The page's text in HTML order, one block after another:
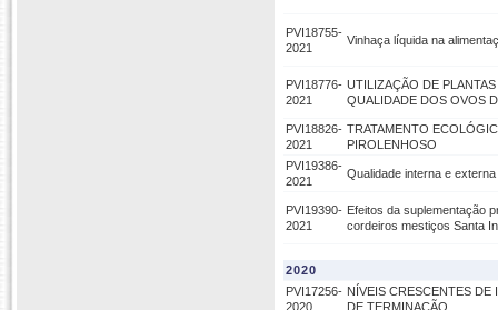
PVI18755-
2021
Vinhaça líquida na
PVI18776-
2021
UTILIZAÇÃO DE
QUALIDADE DOS OVOS
PVI18826-
2021
TRATAMENTO
PIROLENHOSO
PVI19386-
2021
Qualidade interna e
PVI19390-
2021
Efeitos da suplementação
cordeiros mestiços Santa
2020
PVI17256-
2020
NÍVEIS CRESCENTES DE
DE TERMINAÇÃO